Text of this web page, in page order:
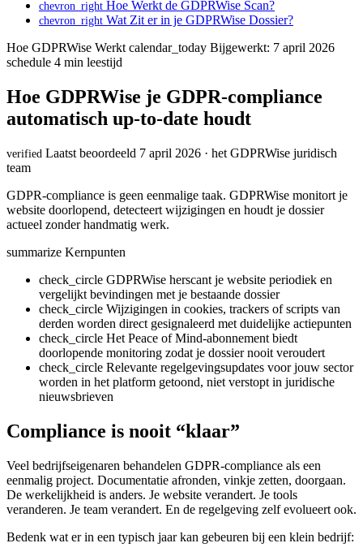
chevron_right Hoe Werkt de GDPRWise Scan?
chevron_right Wat Zit er in je GDPRWise Dossier?
Hoe GDPRWise Werkt calendar_today Bijgewerkt: 7 april 2026
schedule 4 min leestijd
Hoe GDPRWise je GDPR-compliance
automatisch up-to-date houdt
verified Laatst beoordeeld 7 april 2026 · het GDPRWise juridisch
team
GDPR-compliance is geen eenmalige taak. GDPRWise monitort je
website doorlopend, detecteert wijzigingen en houdt je dossier
actueel zonder handmatig werk.
summarize Kernpunten
check_circle GDPRWise herscant je website periodiek en
vergelijkt bevindingen met je bestaande dossier
check_circle Wijzigingen in cookies, trackers of scripts van
derden worden direct gesignaleerd met duidelijke actiepunten
check_circle Het Peace of Mind-abonnement biedt
doorlopende monitoring zodat je dossier nooit veroudert
check_circle Relevante regelgevingsupdates voor jouw sector
worden in het platform getoond, niet verstopt in juridische
nieuwsbrieven
Compliance is nooit “klaar”
Veel bedrijfseigenaren behandelen GDPR-compliance als een
eenmalig project. Documentatie afronden, vinkje zetten, doorgaan.
De werkelijkheid is anders. Je website verandert. Je tools
veranderen. Je team verandert. En de regelgeving zelf evolueert ook.
Bedenk wat er in een typisch jaar kan gebeuren bij een klein bedrijf: